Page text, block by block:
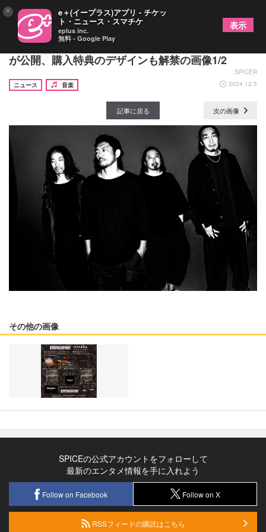
BRAHMAN、ニューアルバム『viraha』のティザー
が公開、購入特典のデザインも解禁の画像1/2
SPICER
ニュース
音楽 2024.12.5
記事に戻る 次の画像
その他の画像
SPICEの公式アカウントをフォローして
最新のエンタメ情報を手に入れよう
Follow on Facebook Follow on X
RSSフィードの購読はこちら
× e＋(イープラス)アプリ - チケッ
ト・ニュース・スマチケ
eplus inc.
無料 - Google Play
表示